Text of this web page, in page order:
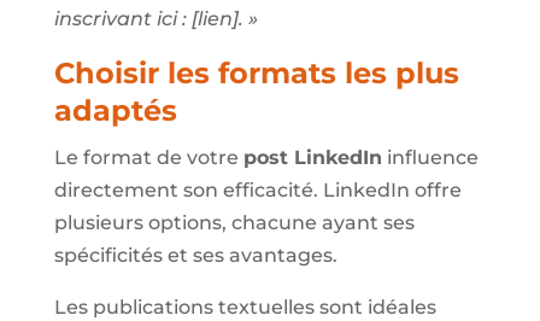
inscrivant ici : [lien]. »
Choisir les formats les plus
adaptés
Le format de votre post LinkedIn influence
directement son efficacité. LinkedIn offre
plusieurs options, chacune ayant ses
spécificités et ses avantages.
Les publications textuelles sont idéales